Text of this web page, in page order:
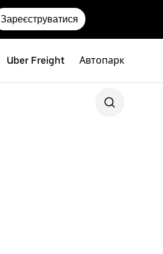
Зареєструватися
Uber Freight Автопарк